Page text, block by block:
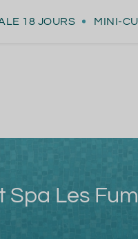
18 JOURS MINI-
Spa Les